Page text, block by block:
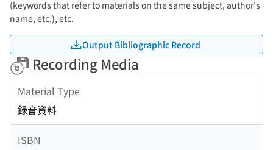
(keywords that refer to materials on the same subject, author's
name, etc.), etc.
Output Bibliographic Record
Recording Media
Material Type
録音資料
ISBN